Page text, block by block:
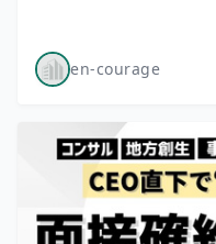
en-courage